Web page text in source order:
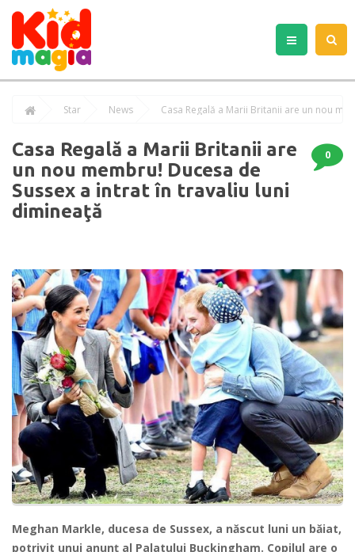
Star News
Casa Regală a Marii Britanii are
un nou membru! Ducesa de
Sussex a intrat în travaliu luni
dimineaţă
0
Meghan Markle, ducesa de Sussex, a născut luni un băiat,
potrivit unui anunţ al Palatului Buckingham. Copilul are o